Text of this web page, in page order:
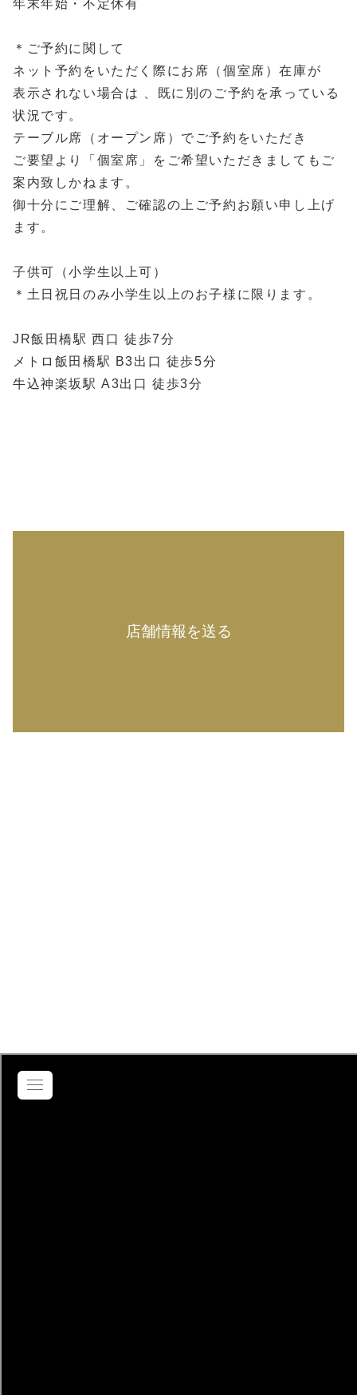
年末年始・不定休有
＊ご予約に関して
ネット予約をいただく際にお席（個室席）在庫が
表示されない場合は 、既に別のご予約を承っている
状況です。
テーブル席（オープン席）でご予約をいただき
ご要望より「個室席」をご希望いただきましてもご
案内致しかねます。
御十分にご理解、ご確認の上ご予約お願い申し上げ
ます。
子供可（小学生以上可）
＊土日祝日のみ小学生以上のお子様に限ります。
JR飯田橋駅 西口 徒歩7分
メトロ飯田橋駅 B3出口 徒歩5分
牛込神楽坂駅 A3出口 徒歩3分
店舗情報を送る